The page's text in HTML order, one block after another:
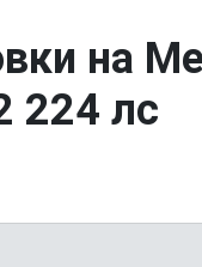
на
224 лс